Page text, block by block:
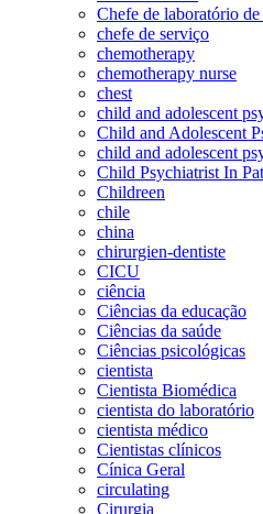
Chefe de laboratório de
chefe de serviço
chemotherapy
chemotherapy nurse
chest
child and adolescent
Child and Adolescent
child and adolescent
Child Psychiatrist In
Childreen
chile
china
chirurgien-dentiste
CICU
ciência
Ciências da educação
Ciências da saúde
Ciências psicológicas
cientista
Cientista Biomédica
cientista do laboratório
cientista médico
Cientistas clínicos
Cínica Geral
circulating
Cirurgia